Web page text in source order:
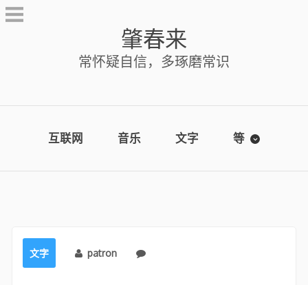
Skip
to
肇春来
常怀疑自信，多琢磨常识
互联网 音乐 文字 等
文字 patron